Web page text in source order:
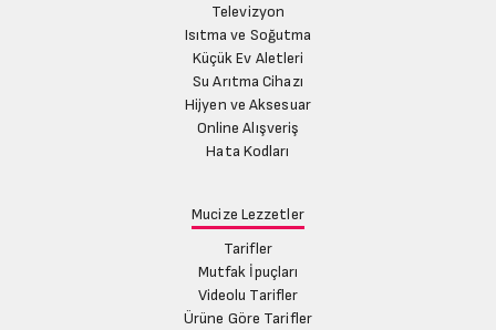
Televizyon
Isıtma ve Soğutma
Küçük Ev Aletleri
Su Arıtma Cihazı
Hijyen ve Aksesuar
Online Alışveriş
Hata Kodları
Mucize Lezzetler
Tarifler
Mutfak İpuçları
Videolu Tarifler
Ürüne Göre Tarifler